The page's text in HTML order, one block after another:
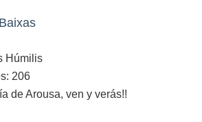
Húmilis
206
de Arousa, ven y verás!!